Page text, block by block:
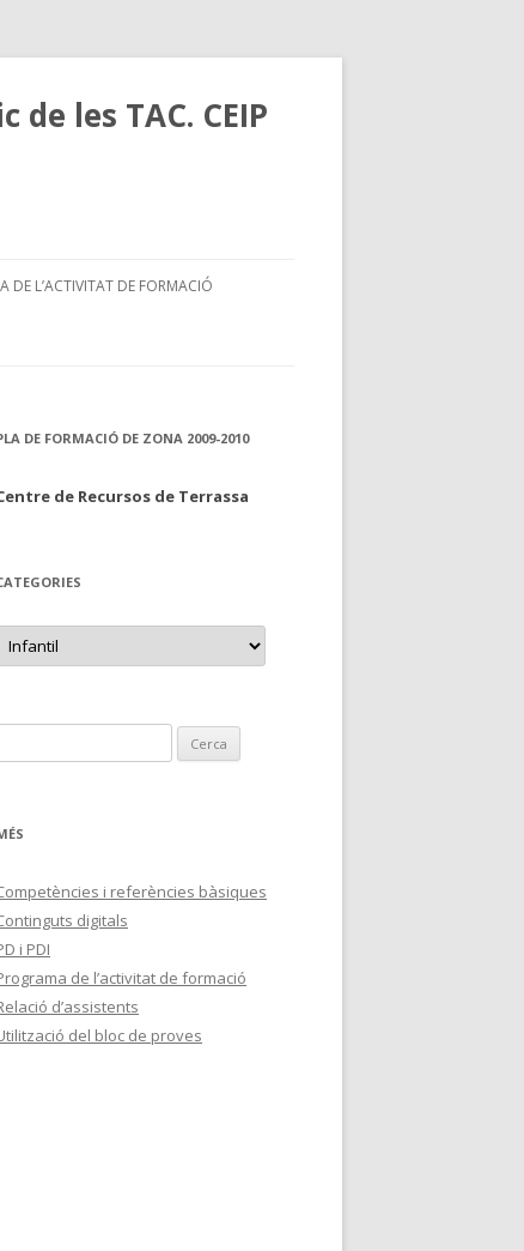
les TAC. CEIP
DE L’ACTIVITAT DE FORMACIÓ
DE FORMACIÓ DE ZONA 2009-2010
de Recursos de Terrassa
i referències bàsiques
digitals
i PDI
de l’activitat de formació
d’assistents
del bloc de proves